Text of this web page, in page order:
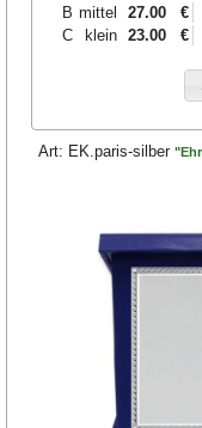
B mittel 27.00 €
C
klein 23.00 €
Art: EK.paris-silber